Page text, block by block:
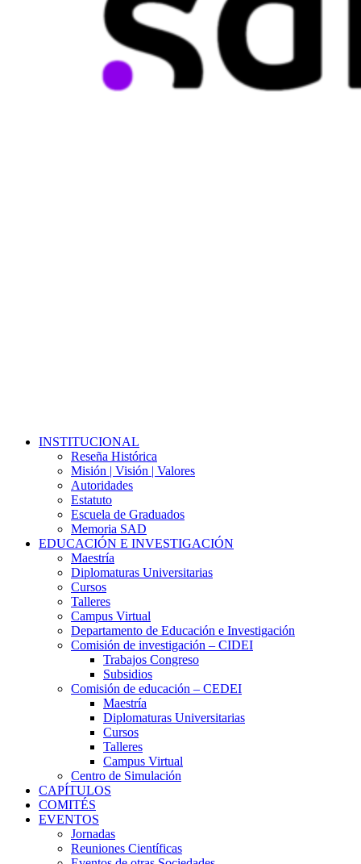
Close
INSTITUCIONAL
Reseña Histórica
Misión | Visión | Valores
Autoridades
Estatuto
Escuela de Graduados
Memoria SAD
EDUCACIÓN E INVESTIGACIÓN
Maestría
Diplomaturas Universitarias
Cursos
Talleres
Campus Virtual
Departamento de Educación e Investigación
Comisión de investigación – CIDEI
Trabajos Congreso
Subsidios
Comisión de educación – CEDEI
Maestría
Diplomaturas Universitarias
Cursos
Talleres
Campus Virtual
Centro de Simulación
CAPÍTULOS
COMITÉS
EVENTOS
Jornadas
Reuniones Científicas